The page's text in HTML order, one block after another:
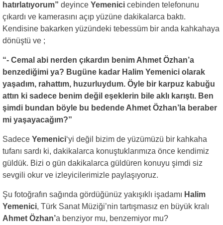
hatırlatıyorum” deyince Yemenici cebinden telefonunu
çıkardı ve kamerasını açıp yüzüne dakikalarca baktı.
Kendisine bakarken yüzündeki tebessüm bir anda kahkahaya
dönüştü ve ;
“- Cemal abi nerden çıkardın benim Ahmet Özhan’a
benzediğimi ya? Bugüne kadar Halim Yemenici olarak
yaşadım, rahattım, huzurluydum. Öyle bir karpuz kabuğu
attın ki sadece benim değil eşeklerin bile aklı karıştı. Ben
şimdi bundan böyle bu bedende Ahmet Özhan’la beraber
mi yaşayacağım?”
Sadece Yemenici‘yi değil bizim de yüzümüzü bir kahkaha
tufanı sardı ki, dakikalarca konuştuklarımıza önce kendimiz
güldük. Bizi o gün dakikalarca güldüren konuyu şimdi siz
sevgili okur ve izleyicilerimizle paylaşıyoruz.
Şu fotoğrafın sağında gördüğünüz yakışıklı işadamı Halim
Yemenici, Türk Sanat Müziği’nin tartışmasız en büyük kralı
Ahmet Özhan’a benziyor mu, benzemiyor mu?